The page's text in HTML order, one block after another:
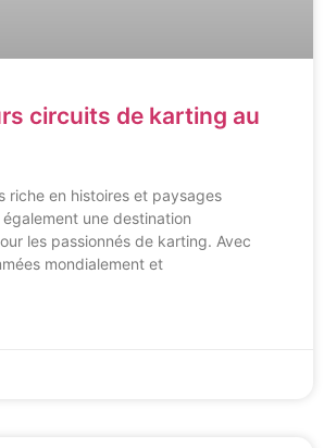
circuits de karting au
riche en histoires et paysages
une destination
les passionnés de karting. Avec
mondialement et